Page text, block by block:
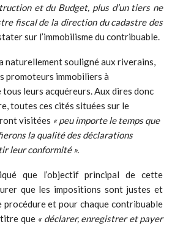
et du Budget, plus d’un tiers ne
fiscal de la direction du cadastre des
sur l’immobilisme du contribuable.
naturellement souligné aux riverains,
promoteurs immobiliers à
leurs acquéreurs. Aux dires donc
toutes ces cités situées sur le
visitées « peu importe le temps que
la qualité des déclarations
leur conformité ».
que l’objectif principal de cette
que les impositions sont justes et
procédure et pour chaque contribuable
titre que « déclarer, enregistrer et payer